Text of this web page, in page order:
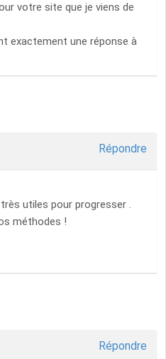
votre site que je viens de
exactement une réponse à
Répondre
utiles pour progresser .
méthodes !
Répondre